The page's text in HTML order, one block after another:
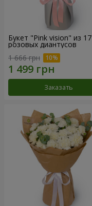
Букет "Pink vision" из 17
розовых диантусов
1 666 грн
Заказать